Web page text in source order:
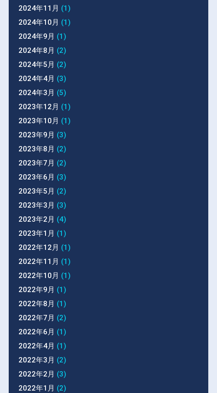
2024年11月 (1)
2024年10月 (1)
2024年9月 (1)
2024年8月 (2)
2024年5月 (2)
2024年4月 (3)
2024年3月 (5)
2023年12月 (1)
2023年10月 (1)
2023年9月 (3)
2023年8月 (2)
2023年7月 (2)
2023年6月 (3)
2023年5月 (2)
2023年3月 (3)
2023年2月 (4)
2023年1月 (1)
2022年12月 (1)
2022年11月 (1)
2022年10月 (1)
2022年9月 (1)
2022年8月 (1)
2022年7月 (2)
2022年6月 (1)
2022年4月 (1)
2022年3月 (2)
2022年2月 (3)
2022年1月 (2)